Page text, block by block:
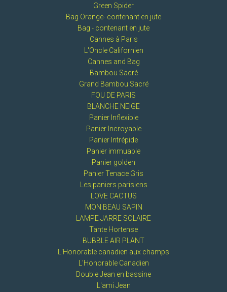
Green Spider
Bag Orange- contenant en jute
Bag - contenant en jute
Cannes à Paris
L'Oncle Californien
Cannes and Bag
Bambou Sacré
Grand Bambou Sacré
FOU DE PARIS
BLANCHE NEIGE
Panier Inflexible
Panier Incroyable
Panier Intrépide
Panier immuable
Panier golden
Panier Tenace Gris
Les paniers parisiens
LOVE CACTUS
MON BEAU SAPIN
LAMPE JARRE SOLAIRE
Tante Hortense
BUBBLE AIR PLANT
L'Honorable canadien aux champs
L'Honorable Canadien
Double Jean en bassine
L'ami Jean